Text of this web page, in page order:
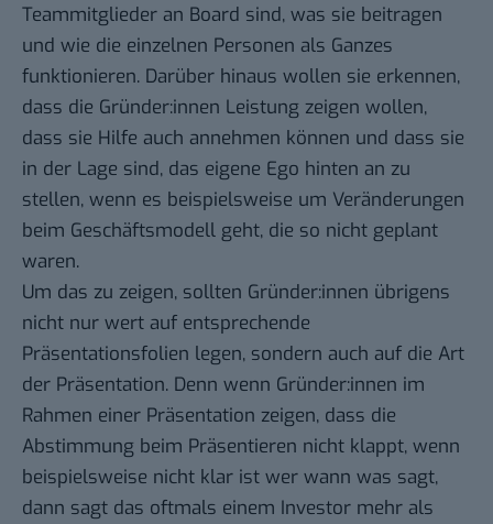
Teammitglieder an Board sind, was sie beitragen
und wie die einzelnen Personen als Ganzes
funktionieren. Darüber hinaus wollen sie erkennen,
dass die Gründer:innen Leistung zeigen wollen,
dass sie Hilfe auch annehmen können und dass sie
in der Lage sind, das eigene Ego hinten an zu
stellen, wenn es beispielsweise um Veränderungen
beim Geschäftsmodell geht, die so nicht geplant
waren.
Um das zu zeigen, sollten Gründer:innen übrigens
nicht nur wert auf entsprechende
Präsentationsfolien legen, sondern auch auf die Art
der Präsentation. Denn wenn Gründer:innen im
Rahmen einer Präsentation zeigen, dass die
Abstimmung beim Präsentieren nicht klappt, wenn
beispielsweise nicht klar ist wer wann was sagt,
dann sagt das oftmals einem Investor mehr als